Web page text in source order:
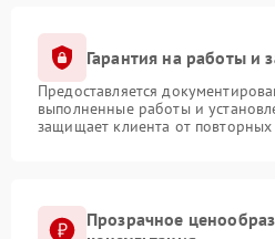
Гарантия на работы и
Предоставляется
выполненные работы и
защищает клиента от повторных
Прозрачное